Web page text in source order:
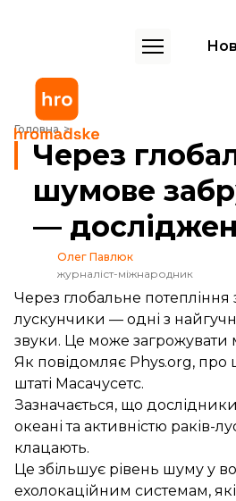
Головна
Через глобальне потепління в
Через
шумове
—
Олег Павлюк
журналіст-міжнародник
Через глобальне
лускунчики — одні з
звуки. Це може загрожувати
Як повідомляє Phys.org, про
штаті Масачусетс.
Зазначається, що
океані та активністю
клацають.
Це збільшує рівень шуму у
ехолокаційним системам,